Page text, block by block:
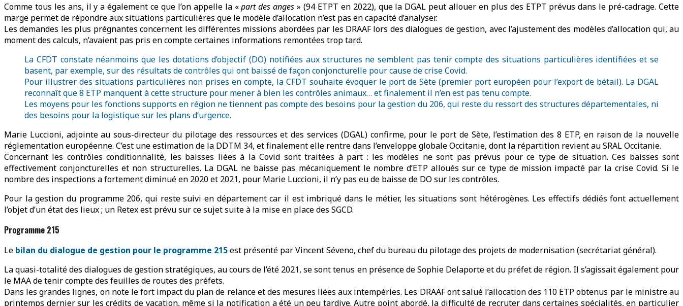
Comme tous les ans, il y a également ce que l’on appelle la «part des anges » (94 ETPT en 2022), que la DGAL peut allouer en plus des ETPT prévus dans le pré-cadrage. Cette
marge permet de répondre aux situations particulières que le modèle d’allocation n’est pas en capacité d’analyser.
Les demandes les plus prégnantes concernent les différentes missions abordées par les DRAAF lors des dialogues de gestion, avec l’ajustement des modèles d’allocation qui, au
moment des calculs, n’avaient pas pris en compte certaines informations remontées trop tard.
La CFDT constate néanmoins que les dotations d’objectif (DO) notifiées aux structures ne semblent pas tenir compte des situations particulières identifiées et se
basent, par exemple, sur des résultats de contrôles qui ont baissé de façon conjoncturelle pour cause de crise Covid.
Pour illustrer des situations particulières non prises en compte, la CFDT souhaite évoquer le port de Sète (premier port européen pour l’export de bétail). La DGAL
reconnaît que 8 ETP manquent à cette structure pour mener à bien les contrôles animaux… et finalement il n’en est pas tenu compte.
Les moyens pour les fonctions supports en région ne tiennent pas compte des besoins pour la gestion du 206, qui reste du ressort des structures départementales, ni
des besoins pour la logistique sur les plans d’urgence.
Marie Luccioni, adjointe au sous-directeur du pilotage des ressources et des services (DGAL) confirme, pour le port de Sète, l’estimation des 8 ETP, en raison de la nouvelle
réglementation européenne. C’est une estimation de la DDTM 34, et finalement elle rentre dans l’enveloppe globale Occitanie, dont la répartition revient au SRAL Occitanie.
Concernant les contrôles conditionnalité, les baisses liées à la Covid sont traitées à part : les modèles ne sont pas prévus pour ce type de situation. Ces baisses sont
effectivement conjoncturelles et non structurelles. La DGAL ne baisse pas mécaniquement le nombre d’ETP alloués sur ce type de mission impacté par la crise Covid. Si le
nombre des inspections a fortement diminué en 2020 et 2021, pour Marie Luccioni, il n’y pas eu de baisse de DO sur les contrôles.
Pour la gestion du programme 206, qui reste suivi en département car il est imbriqué dans le métier, les situations sont hétérogènes. Les effectifs dédiés font actuellement
l’objet d’un état des lieux ; un Retex est prévu sur ce sujet suite à la mise en place des SGCD.
Programme 215
Le bilan du dialogue de gestion pour le programme 215est présenté par Vincent Séveno, chef du bureau du pilotage des projets de modernisation (secrétariat général).
La quasi-totalité des dialogues de gestion stratégiques, au cours de l’été 2021, se sont tenus en présence de Sophie Delaporte et du préfet de région. Il s’agissait également pour
le MAA de tenir compte des feuilles de routes des préfets.
Dans les grandes lignes, on note le fort impact du plan de relance et des mesures liées aux intempéries. Les DRAAF ont salué l’allocation des 110 ETP obtenus par le ministre au
printemps dernier sur les crédits de vacation, même si la notification a été un peu tardive. Autre point abordé, la difficulté de recruter dans certaines spécialités, en particulier